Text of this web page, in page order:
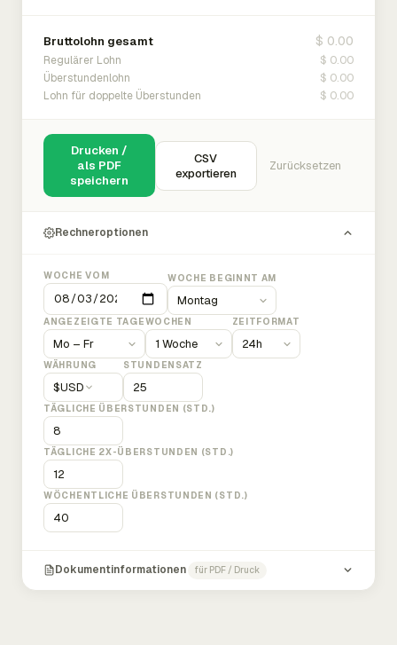
Bruttolohn gesamt $ 0.00
Regulärer Lohn $ 0.00
Überstundenlohn $ 0.00
Lohn für doppelte Überstunden $ 0.00
Drucken /
als PDF
speichern
CSV
exportieren
Zurücksetzen
Rechneroptionen
WOCHE VOM WOCHE BEGINNT AM
ANGEZEIGTE TAGEWOCHEN ZEITFORMAT
WÄHRUNG
$USD
STUNDENSATZ
TÄGLICHE ÜBERSTUNDEN (STD.)
TÄGLICHE 2X-ÜBERSTUNDEN (STD.)
WÖCHENTLICHE ÜBERSTUNDEN (STD.)
Dokumentinformationen für PDF / Druck